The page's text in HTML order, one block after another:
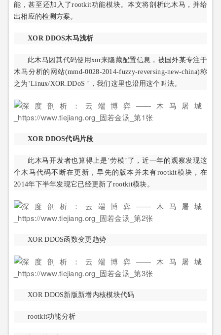
能，甚至还加入了rootkit功能模块。本文将剖析此木马，并给
出相应的检测方案。
XOR DDOS木马浅析
此木马因其代码使用xor来隐藏配置信息，被国外某专注于
木马分析的网站(mmd-0028-2014-fuzzy-reversing-new-china)称
之为‘Linux/XOR.DDoS ’，我们这里也沿用这个叫法。
XOR DDOS代码片段
此木马开发者也算得上是‘劳模’了，近一年的观察发现这
个木马代码不断在更新，早先的版本并未有rootkit模块，在
2014年下半年发现它已经更新了rootkit模块。
XOR DDOS函数变更趋势
XOR DDOS新版新增内核模块代码
rootkit功能分析